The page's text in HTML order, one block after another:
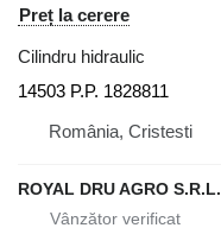
Preț la cerere
Cilindru hidraulic
14503 P.P. 1828811
România, Cristesti
ROYAL DRU AGRO S.R.L.